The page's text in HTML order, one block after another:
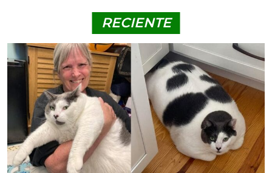
RECIENTE